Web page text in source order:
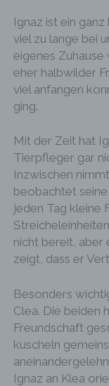
Ignaz ist ein
viel zu lange bei
eigenes Zuhause
eher halbwilder
viel anfangen
ging.
Mit der Zeit hat
Tierpfleger gar
Inzwischen
beobachtet
jeden Tag kleine
nicht bereit, aber
zeigt, dass er
Besonders
Clea. Die beiden
Freundschaft
kuscheln
Ignaz an Klea
dienen.
Bei der
Informationen
die betroffene
vielmehr
Internetseite
Technik
sowie (4) um
eines
notwendigen
anonym
werden durch
ferner mit dem
zu erhöhen,
Schutzniveau
anonymen
getrennt von
angegebenen
gespeichert.